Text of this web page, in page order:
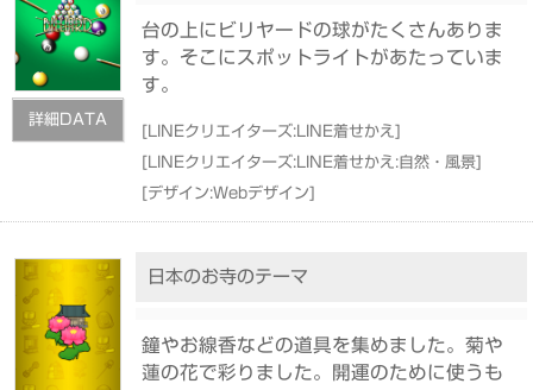
詳細DATA
台の上にビリヤードの球がたくさんありま
す。そこにスポットライトがあたっていま
す。
[ LINEクリエイターズ:LINE着せかえ ]
[ LINEクリエイターズ:LINE着せかえ:自然・風景]
[デザイン:Webデザイン]
日本のお寺のテーマ
鐘やお線香などの道具を集めました。菊や
蓮の花で彩りました。開運のために使うも